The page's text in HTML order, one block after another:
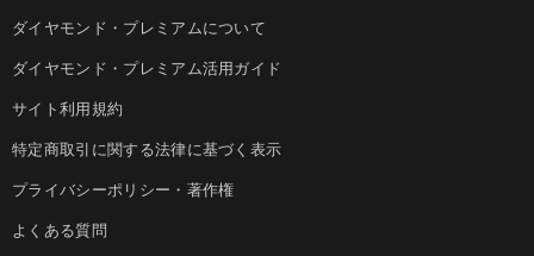
ダイヤモンド・プレミアムについて
ダイヤモンド・プレミアム活用ガイド
サイト利用規約
特定商取引に関する法律に基づく表示
プライバシーポリシー・著作権
よくある質問